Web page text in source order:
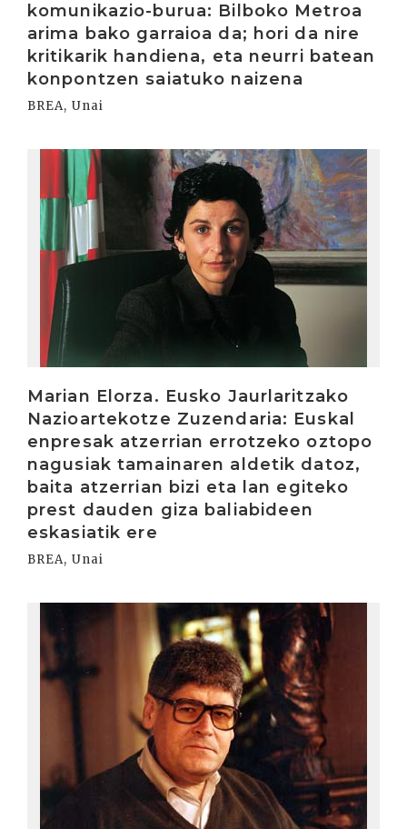
komunikazio-burua: Bilboko Metroa
arima bako garraioa da; hori da nire
kritikarik handiena, eta neurri batean
konpontzen saiatuko naizena
BREA, Unai
Marian Elorza. Eusko Jaurlaritzako
Nazioartekotze Zuzendaria: Euskal
enpresak atzerrian errotzeko oztopo
nagusiak tamainaren aldetik datoz,
baita atzerrian bizi eta lan egiteko
prest dauden giza baliabideen
eskasiatik ere
BREA, Unai
Irakurri